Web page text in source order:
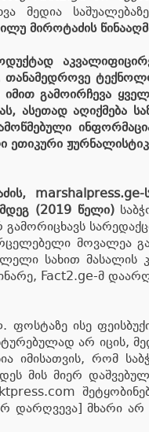
მედია
მიროტაძის
თანამედროვე
გამოირჩევა
ასეთად აღიქმება
(2019 წელი)
მოვალეა
სახით მასალის
Fact2.ge-მ
ისე
არ იცის,
იმისათვის, რომ
მის მიერ
მხარი არ